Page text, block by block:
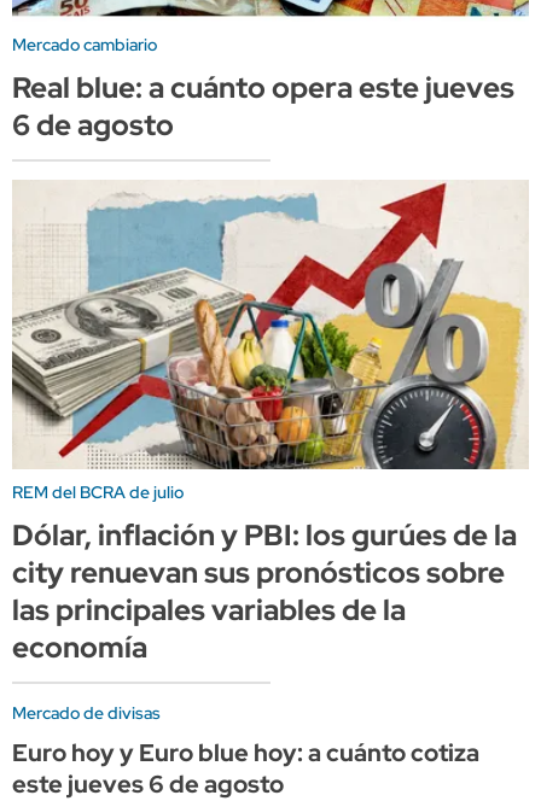
Mercado cambiario
Real blue: a cuánto opera este jueves
6 de agosto
REM del BCRA de julio
Dólar, inflación y PBI: los gurúes de la
city renuevan sus pronósticos sobre
las principales variables de la
economía
Mercado de divisas
Euro hoy y Euro blue hoy: a cuánto cotiza
este jueves 6 de agosto